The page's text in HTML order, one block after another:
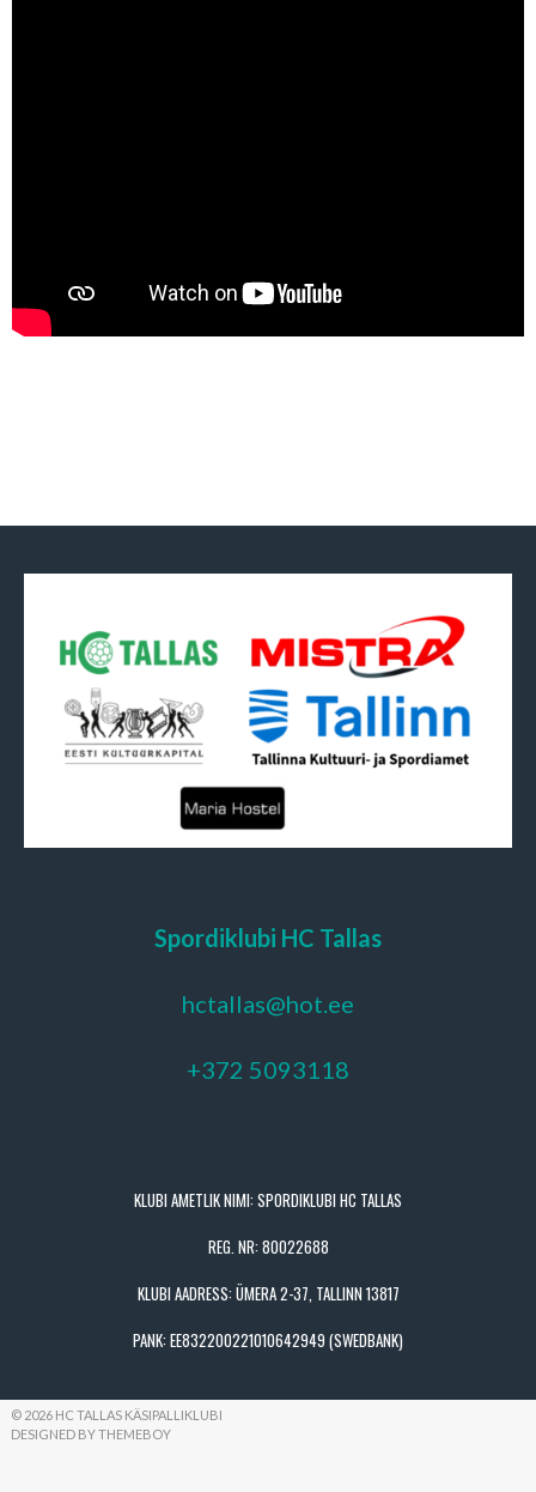
Spordiklubi HC Tallas
hctallas@hot.ee
+372 5093118
KLUBI AMETLIK NIMI: SPORDIKLUBI HC TALLAS
REG. NR: 80022688
KLUBI AADRESS: ÜMERA 2-37, TALLINN 13817
PANK: EE832200221010642949 (SWEDBANK)
© 2026 HC TALLAS KÄSIPALLIKLUBI
DESIGNED BY THEMEBOY